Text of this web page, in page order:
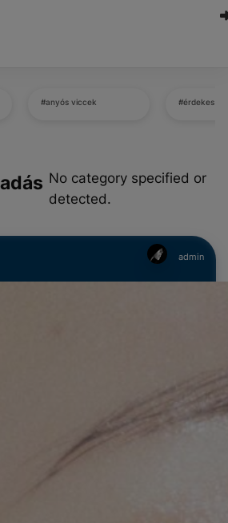
#anyós viccek #érdekes
No category specified or
detected.
admin